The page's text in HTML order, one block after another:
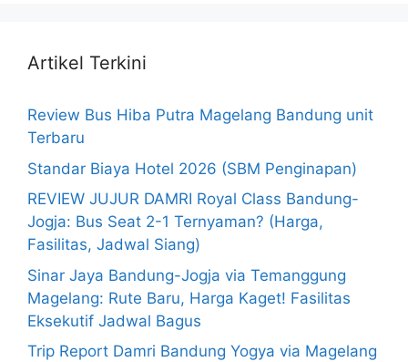
Artikel Terkini
Review Bus Hiba Putra Magelang Bandung unit
Terbaru
Standar Biaya Hotel 2026 (SBM Penginapan)
REVIEW JUJUR DAMRI Royal Class Bandung-
Jogja: Bus Seat 2-1 Ternyaman? (Harga,
Fasilitas, Jadwal Siang)
Sinar Jaya Bandung-Jogja via Temanggung
Magelang: Rute Baru, Harga Kaget! Fasilitas
Eksekutif Jadwal Bagus
Trip Report Damri Bandung Yogya via Magelang